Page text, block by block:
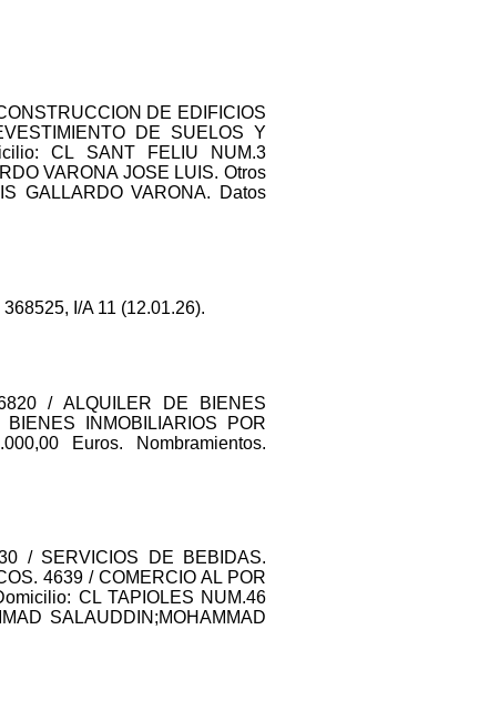
DE EDIFICIOS
DE SUELOS Y
CL SANT FELIU NUM.3
VARONA JOSE LUIS. Otros
GALLARDO VARONA. Datos
I/A 11 (12.01.26).
/ ALQUILER DE BIENES
INMOBILIARIOS POR
Euros. Nombramientos.
/ SERVICIOS DE BEBIDAS.
4639 / COMERCIO AL POR
CL TAPIOLES NUM.46
SALAUDDIN;MOHAMMAD